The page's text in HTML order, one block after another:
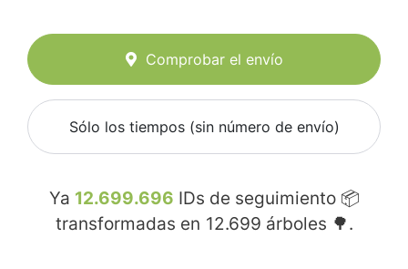
Comprobar el envío
Sólo los tiempos (sin número de envío)
Ya 12.699.696 IDs de seguimiento 📦
transformadas en 12.699 árboles 🌳.